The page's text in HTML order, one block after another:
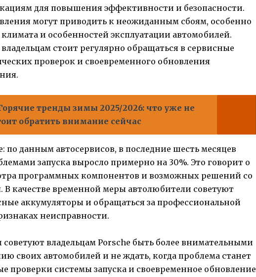
для повышения эффективности и безопасности.
могут приводить к неожиданным сбоям, особенно
и особенностей эксплуатации автомобилей.
стоит регулярно обращаться в сервисные
проверок и своевременного обновления
тренды зимы 2025/2026: что уже не
обратить внимание сейчас
по данным автосервисов, в последние шесть месяцев
запуска выросло примерно на 30%. Это говорит о
программных компонентов и возможных решений со
В качестве временной меры автолюбители советуют
аккумуляторы и обращаться за профессиональной
неисправности.
владельцам Porsche быть более внимательными
своих автомобилей и не ждать, когда проблема станет
проверки системы запуска и своевременное обновление